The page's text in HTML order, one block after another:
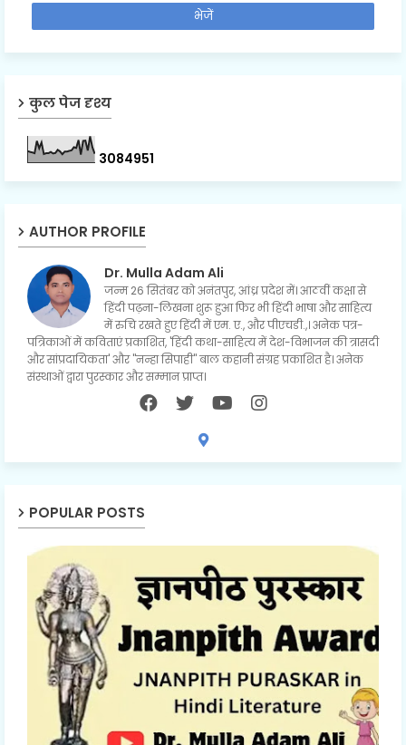
कुल पेज दृश्य
3084951
AUTHOR PROFILE
Dr. Mulla Adam Ali
जन्म 26 सितंबर को अनंतपुर, आंध्र प्रदेश में। आठवीं कक्षा से
हिंदी पढ़ना-लिखना शुरू हुआ फिर भी हिंदी भाषा और साहित्य
में रुचि रखते हुए हिंदी में एम. ए., और पीएचडी.,। अनेक पत्र-
पत्रिकाओं में कविताएं प्रकाशित, 'हिंदी कथा-साहित्य में देश-विभाजन की त्रासदी
और सांप्रदायिकता' और "नन्हा सिपाही" बाल कहानी संग्रह प्रकाशित है। अनेक
संस्थाओं द्वारा पुरस्कार और सम्मान प्राप्त।
POPULAR POSTS